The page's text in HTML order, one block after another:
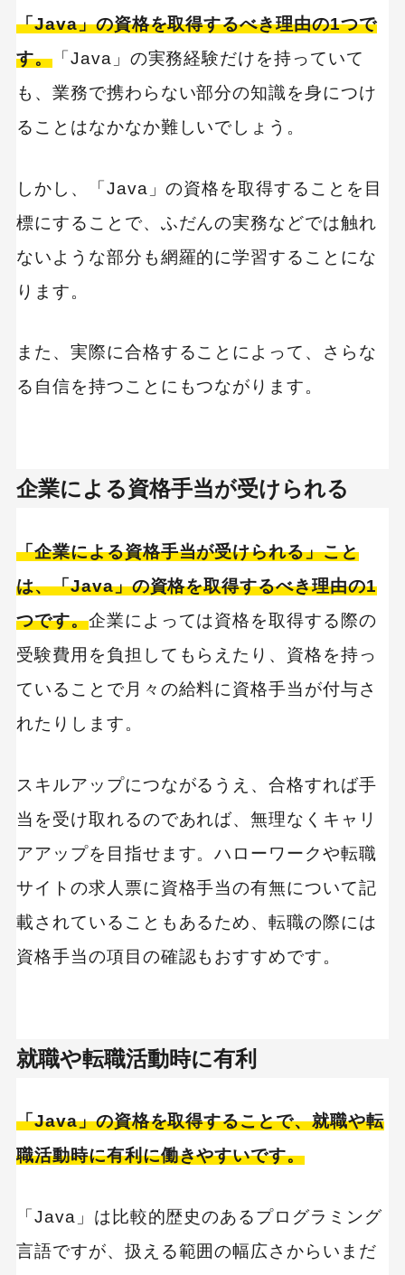
「Java」の資格を取得するべき理由の1つで
す。「Java」の実務経験だけを持っていて
も、業務で携わらない部分の知識を身につけ
ることはなかなか難しいでしょう。
しかし、「Java」の資格を取得することを目
標にすることで、ふだんの実務などでは触れ
ないような部分も網羅的に学習することにな
ります。
また、実際に合格することによって、さらな
る自信を持つことにもつながります。
企業による資格手当が受けられる
「企業による資格手当が受けられる」こと
は、「Java」の資格を取得するべき理由の1
つです。企業によっては資格を取得する際の
受験費用を負担してもらえたり、資格を持っ
ていることで月々の給料に資格手当が付与さ
れたりします。
スキルアップにつながるうえ、合格すれば手
当を受け取れるのであれば、無理なくキャリ
アアップを目指せます。ハローワークや転職
サイトの求人票に資格手当の有無について記
載されていることもあるため、転職の際には
資格手当の項目の確認もおすすめです。
就職や転職活動時に有利
「Java」の資格を取得することで、就職や転
職活動時に有利に働きやすいです。
「Java」は比較的歴史のあるプログラミング
言語ですが、扱える範囲の幅広さからいまだ